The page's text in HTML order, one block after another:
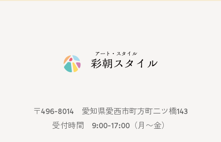
〒496-8014 愛知県愛西市町方町二ツ橋143
受付時間 9:00-17:00（月〜金）